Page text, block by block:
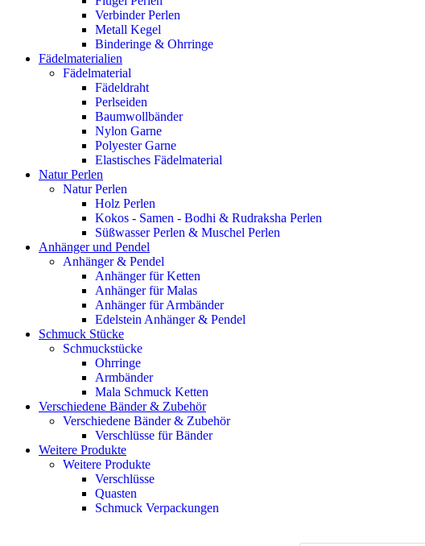
Verbinder Perlen
Metall Kegel
Binderinge & Ohrringe
Fädelmaterialien
Fädelmaterial
Fädeldraht
Perlseiden
Baumwollbänder
Nylon Garne
Polyester Garne
Elastisches Fädelmaterial
Natur Perlen
Natur Perlen
Holz Perlen
Kokos - Samen - Bodhi & Rudraksha Perlen
Süßwasser Perlen & Muschel Perlen
Anhänger und Pendel
Anhänger & Pendel
Anhänger für Ketten
Anhänger für Malas
Anhänger für Armbänder
Edelstein Anhänger & Pendel
Schmuck Stücke
Schmuckstücke
Ohrringe
Armbänder
Mala Schmuck Ketten
Verschiedene Bänder & Zubehör
Verschiedene Bänder & Zubehör
Verschlüsse für Bänder
Weitere Produkte
Weitere Produkte
Verschlüsse
Quasten
Schmuck Verpackungen